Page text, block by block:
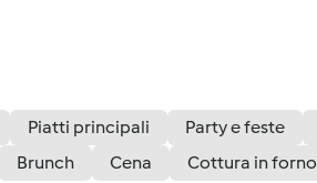
Piatti principali Party e feste
Brunch Cena Cottura in forno